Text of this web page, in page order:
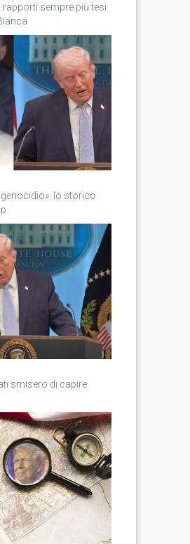
rapporti sempre più tesi
genocidio»: lo storico
smisero di capire